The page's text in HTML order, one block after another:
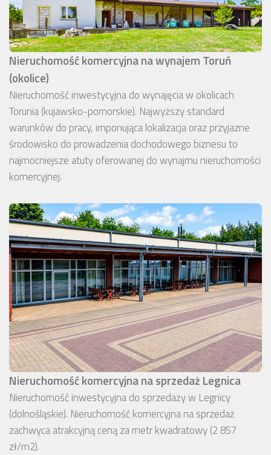
Nieruchomość komercyjna na wynajem Toruń
(okolice)
Nieruchomość inwestycyjna do wynajęcia w okolicach
Torunia (kujawsko-pomorskie). Najwyższy standard
warunków do pracy, imponująca lokalizacja oraz przyjazne
środowisko do prowadzenia dochodowego biznesu to
najmocniejsze atuty oferowanej do wynajmu nieruchomości
komercyjnej.
Nieruchomość komercyjna na sprzedaż Legnica
Nieruchomość inwestycyjna do sprzedaży w Legnicy
(dolnośląskie). Nieruchomość komercyjna na sprzedaż
zachwyca atrakcyjną ceną za metr kwadratowy (2 857
zł/m2).